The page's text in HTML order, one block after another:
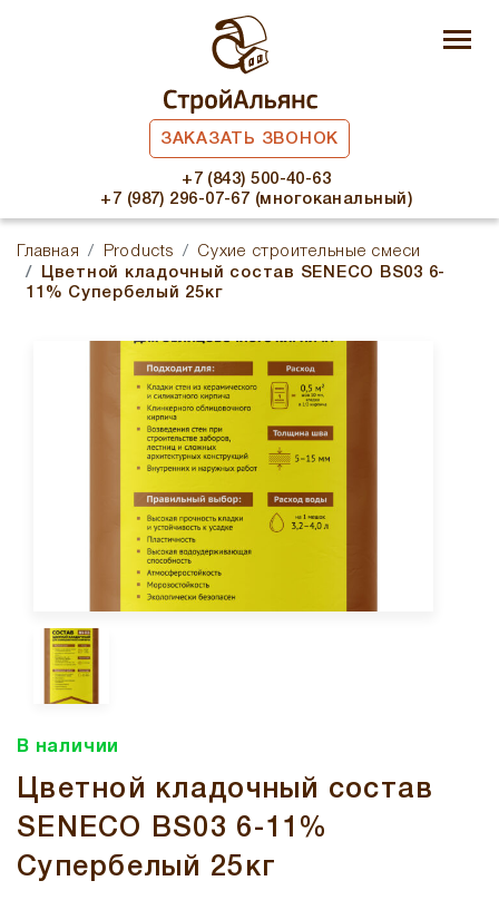
ЗАКАЗАТЬ ЗВОНОК
+7 (843) 500-40-63
+7 (987) 296-07-67 (многоканальный)
Главная Products
Сухие строительные смеси
Цветной кладочный состав SENECO BS03 6-
11% Супербелый 25кг
В наличии
Цветной кладочный состав
SENECO BS03 6-11%
Супербелый 25кг